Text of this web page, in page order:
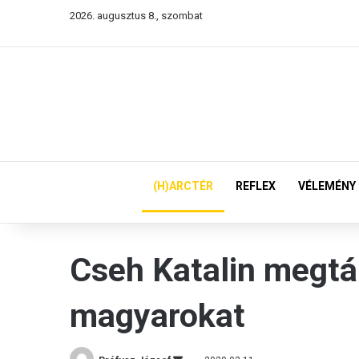
2026. augusztus 8., szombat
(H)ARCTÉR REFLEX VÉLEMÉNY
Cseh Katalin
magyarokat